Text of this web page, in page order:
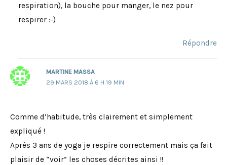
respiration), la bouche pour manger, le nez pour
respirer :-)
Répondre
MARTINE MASSA
29 MARS 2018 À 6 H 19 MIN
Comme d’habitude, très clairement et simplement
expliqué !
Après 3 ans de yoga je respire correctement mais ça fait
plaisir de “voir” les choses décrites ainsi !!